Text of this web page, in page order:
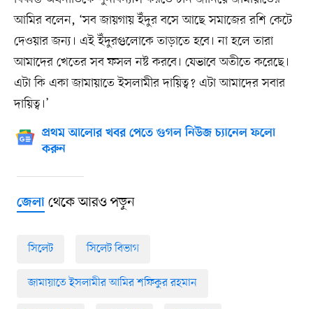
আমির বলেন, ‘সব জায়গায় ইঁদুর বসে আছে সমাজের রশি কেটে
দেওয়ার জন্য। এই ইঁদুরগুলোকে তাড়াতে হবে। না হলে তারা
আমাদের খেতের সব ফসল নষ্ট করবে। যেভাবে অতীতে করেছে।
এটা কি একা জামায়াতে ইসলামীর দায়িত্ব? এটা আমাদের সবার
দায়িত্ব।’
প্রথম আলোর খবর পেতে গুগল নিউজ চ্যানেল ফলো
করুন
জেলাথেকে আরও পড়ুন
সিলেট সিলেট বিভাগ
জামায়াতে ইসলামীর আমির শফিকুর রহমান